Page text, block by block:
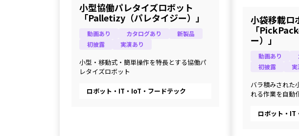
小型協働パレタイズロボット
「Palletizy（パレタイジー）」
動画あり カタログあり
新製品
初披露
実演あり
小型・移動式・簡単操作を特長とする協働パ
レタイズロボット
ロボット・IT・IoT・フードテック
小袋移載ロ
「
ー）」
動画あり
初披露
実
バラ積みされた
れる作業を自動
ロボット・IT